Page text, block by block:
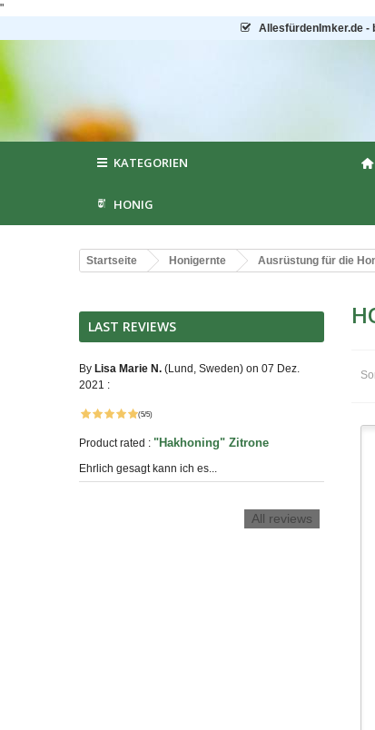
"
AllesfürdenImker.de -
KATEGORIEN
HONIG
Startseite Honigernte Ausrüstung für die
LAST REVIEWS
By Lisa Marie N. (Lund, Sweden) on 07 Dez.
2021 :
(5/5)
Product rated : "Hakhoning" Zitrone
Ehrlich gesagt kann ich es...
All reviews